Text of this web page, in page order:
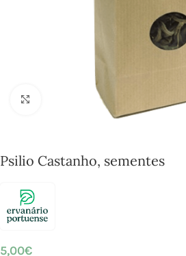
Click to enlarge
Psilio Castanho, sementes
5,00€